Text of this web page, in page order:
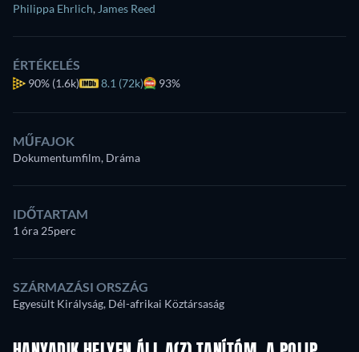
Philippa Ehrlich, James Reed
ÉRTÉKELÉS
90% (1.6k) 8.1 (72k) 93%
MŰFAJOK
Dokumentumfilm, Dráma
IDŐTARTAM
1 óra 25perc
SZÁRMAZÁSI ORSZÁG
Egyesült Királyság, Dél-afrikai Köztársaság